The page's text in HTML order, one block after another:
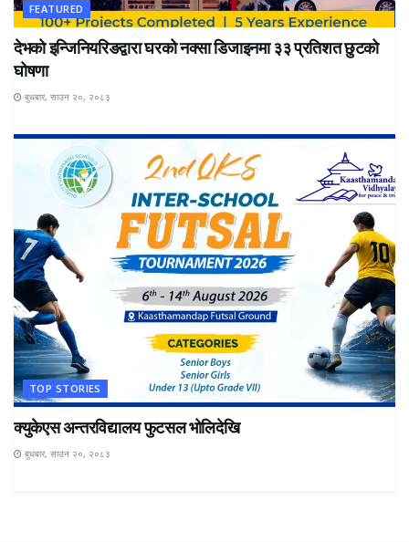
FEATURED
देभको इन्जिनियरिङद्वारा घरको नक्सा डिजाइनमा ३३ प्रतिशत छुटको
घोषणा
बुधबार, साउन २०, २०८३
TOP STORIES
क्युकेएस अन्तरविद्यालय फुटसल भोलिदेखि
बुधबार, साउन २०, २०८३